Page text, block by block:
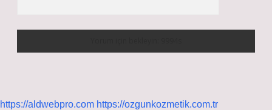
https://aldwebpro.com https://ozgunkozmetik.com.tr